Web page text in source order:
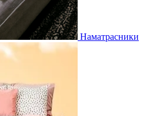
Наматрасники